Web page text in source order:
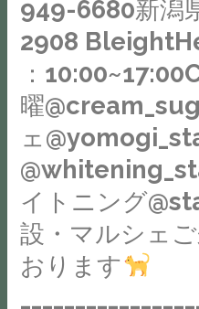
複
合
施
設・
ル
シ
ェ
ご
来
店
ら
霊
統
あ
占
術
（占
い）
と
ヒ
ー
り
ま
す
が、
系
列
店
STAND(@stand_2908
)
で
ー。
STAND
が
そ
き
っ
か
け
に
な
は
卵
の
在
が
切
れ
次
第
一
949-6680新潟
2908
：
曜
ェ
イトニング
設・マルシェ
おります
気
に
き
あ
げ
る。
表
面
に
ま